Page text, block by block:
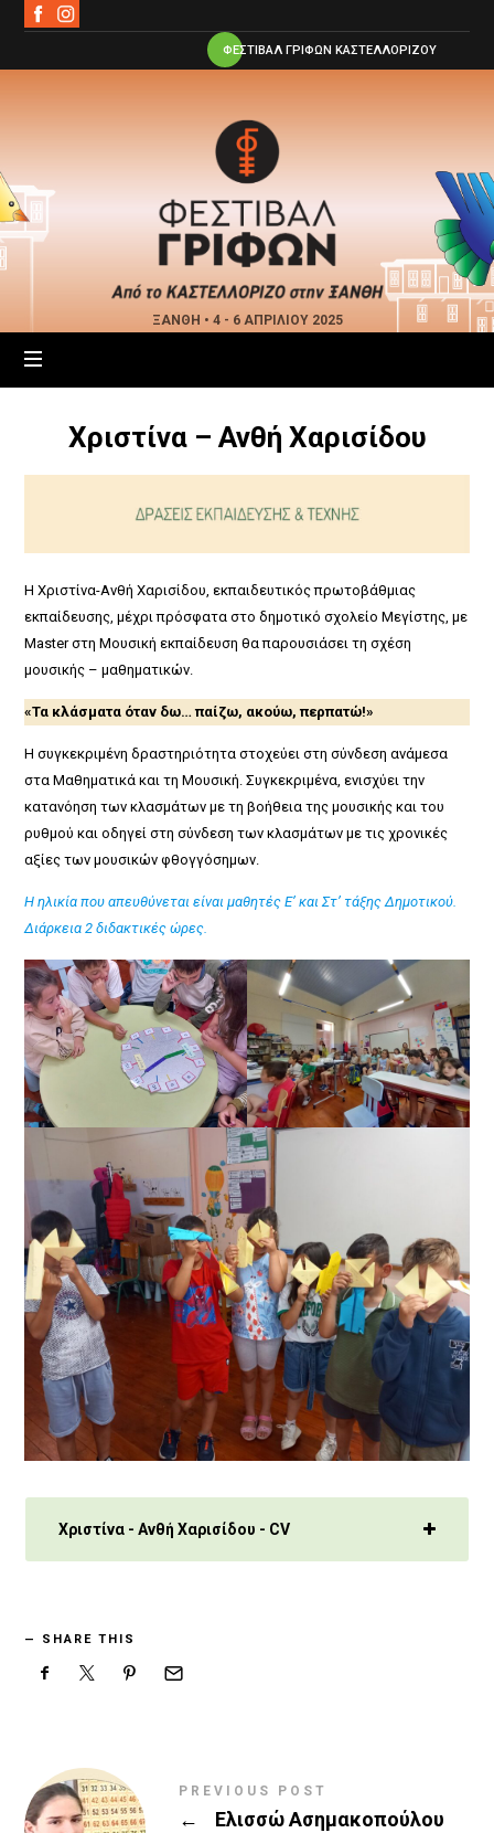
ΦΕΣΤΙΒΑΛ ΓΡΙΦΩΝ ΚΑΣΤΕΛΛΟΡΙΖΟΥ
ΞΑΝΘΗ • 4 - 6 ΑΠΡΙΛΙΟΥ 2025
Χριστίνα – Ανθή Χαρισίδου
Η Χριστίνα-Ανθή Χαρισίδου, εκπαιδευτικός πρωτοβάθμιας
εκπαίδευσης, μέχρι πρόσφατα στο δημοτικό σχολείο Μεγίστης, με
Μaster στη Μουσική εκπαίδευση θα παρουσιάσει τη σχέση
μουσικής – μαθηματικών.
«Τα κλάσματα όταν δω… παίζω, ακούω, περπατώ!»
Η συγκεκριμένη δραστηριότητα στοχεύει στη σύνδεση ανάμεσα
στα Μαθηματικά και τη Μουσική. Συγκεκριμένα, ενισχύει την
κατανόηση των κλασμάτων με τη βοήθεια της μουσικής και του
ρυθμού και οδηγεί στη σύνδεση των κλασμάτων με τις χρονικές
αξίες των μουσικών φθογγόσημων.
Η ηλικία που απευθύνεται είναι μαθητές Ε’ και Στ’ τάξης Δημοτικού.
Διάρκεια 2 διδακτικές ώρες.
Χριστίνα - Ανθή Χαρισίδου - CV
SHARE THIS
PREVIOUS POST
← Ελισσώ Ασημακοπούλου